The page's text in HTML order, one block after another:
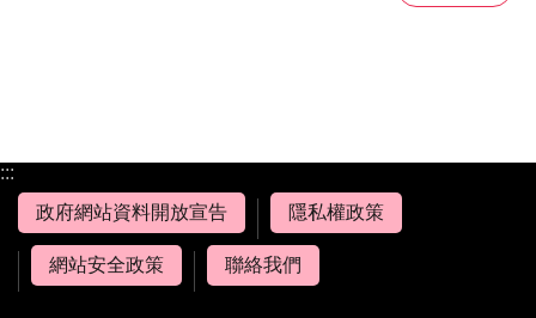
:::
政府網站資料開放宣告
隱私權政策
網站安全政策 聯絡我們